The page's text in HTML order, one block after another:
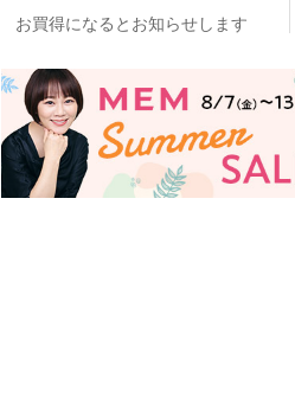
お買得になるとお知らせします